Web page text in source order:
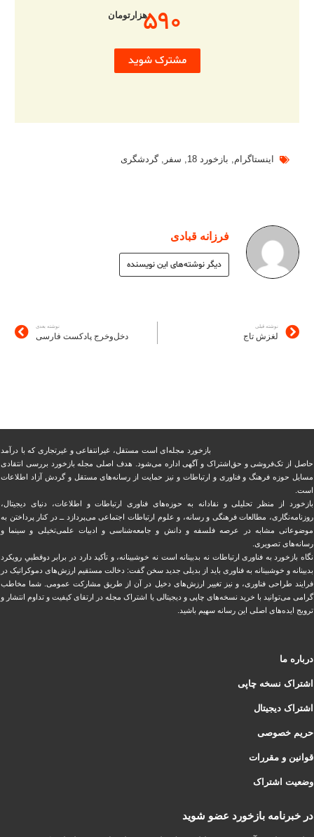
۵۹۰هزارتومان
مشترک شوید
اینستاگرام, بازخورد 18 , سفر ,گردشگری
فرزانه قبادی
دیگر نوشته‌های این نویسنده
نوشته قبلی
لغزش تاج
نوشته بعدی
دخل‌وخرج پادکست فارسی
بازخورد مجله‌ای است مستقل، غیرانتفاعی و غیرتجاری که با درآمد
حاصل از تک‌فروشی و حق‌اشتراک و آگهی اداره می‌شود. ‏هدف اصلی مجله بازخورد بررسی انتقادی
مسایل حوزه فرهنگ و فناوری و ارتباطات و نیز حمایت از رسانه‌های مستقل و‌ گردش ‏آزاد اطلاعات
است.
بازخورد از منظر تحلیلی و نقادانه به حوزه‌های فناوری ارتباطات و اطلاعات، دنیای دیجیتال،
روزنامه‌نگاری، ‏مطالعات فرهنگی و رسانه، و علوم ارتباطات اجتماعی می‌پردازد ــ در کنار پرداختن به
موضوعاتی مشابه در عرصه فلسفه و دانش و ‏جامعه‌شناسی و ادبیات علمی‌تخیلی و سینما و
رسانه‌های تصویری.
نگاه بازخورد به فناوری ارتباطات نه بدبینانه است نه خوشبینانه، و تأکید دارد ‏در برابر دوقطبیِ رویکرد
بدبینانه و خوشبینانه به فناوری باید از بدیلی جدید سخن گفت: دخالت مستقیم ارزش‌های دموکراتیک در
‏فرایند طراحی فناوری، و نیز تغییر ارزش‌های دخيل در آن از طریق مشاركت عمومی. شما مخاطب
گرامی می‌توانید با خرید نسخه‌های چاپی و دیجیتالی یا ‏اشتراک مجله در ارتقای کیفیت و تداوم انتشار و
ترویج ایده‌های اصلی این رسانه سهیم باشید.
درباره ما
اشتراک نسخه چاپی
اشتراک دیجیتال
حریم خصوصی
قوانین و مقررات
وضعیت اشتراک
در خبرنامه بازخورد عضو شوید